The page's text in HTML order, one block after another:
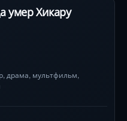
умер Хикару
, драма, мультфильм,